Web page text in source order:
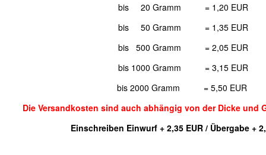
bis 20 Gramm = 1,20 EUR
bis 50 Gramm = 1,35 EUR
bis 500 Gramm = 2,05 EUR
bis 1000 Gramm = 3,15 EUR
bis 2000 Gramm = 5,50 EUR
Die Versandkosten sind auch abhängig von der Dicke und
Einschreiben Einwurf + 2,35 EUR / Übergabe +